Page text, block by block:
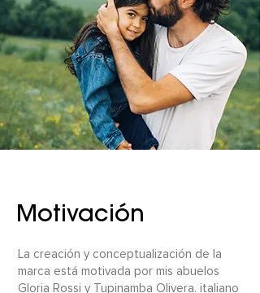
Motivación
La creación y conceptualización de la
marca está motivada por mis abuelos
Gloria Rossi y Tupinamba Olivera. italiano